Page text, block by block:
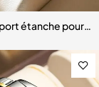
étanche pour